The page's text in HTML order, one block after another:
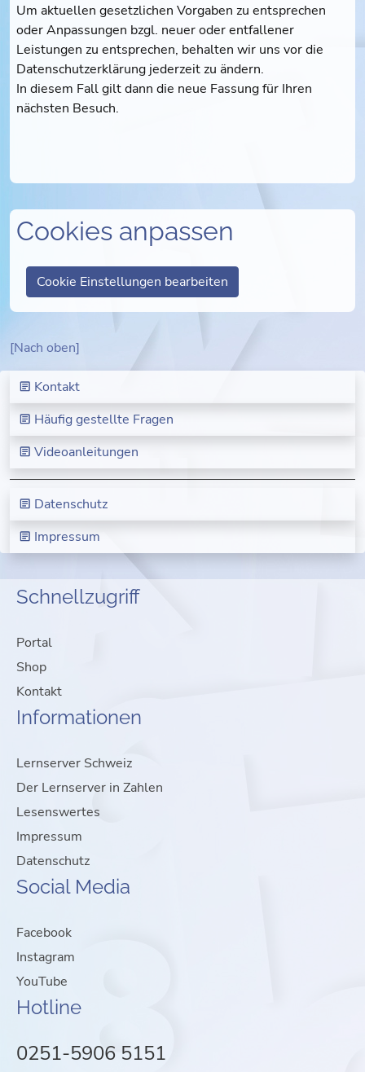
Um aktuellen gesetzlichen Vorgaben zu entsprechen
oder Anpassungen bzgl. neuer oder entfallener
Leistungen zu entsprechen, behalten wir uns vor die
Datenschutzerklärung jederzeit zu ändern.
In diesem Fall gilt dann die neue Fassung für Ihren
nächsten Besuch.
Cookies anpassen
Cookie Einstellungen bearbeiten
[Nach oben]
Kontakt
Häufig gestellte Fragen
Videoanleitungen
Datenschutz
Impressum
Schnellzugriff
Portal
Shop
Kontakt
Informationen
Lernserver Schweiz
Der Lernserver in Zahlen
Lesenswertes
Impressum
Datenschutz
Social Media
Facebook
Instagram
YouTube
Hotline
0251-5906 5151